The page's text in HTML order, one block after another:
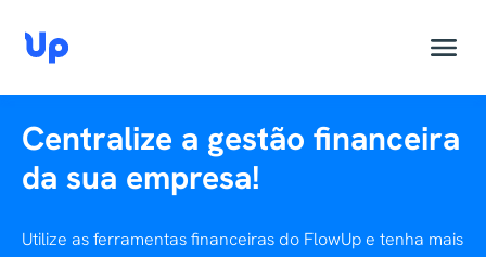
Centralize a gestão financeira
da sua empresa!
Utilize as ferramentas financeiras do FlowUp e tenha mais